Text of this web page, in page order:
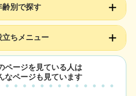
齢別で探す
立ちメニュー
ページを見ている人は
なページも見ています